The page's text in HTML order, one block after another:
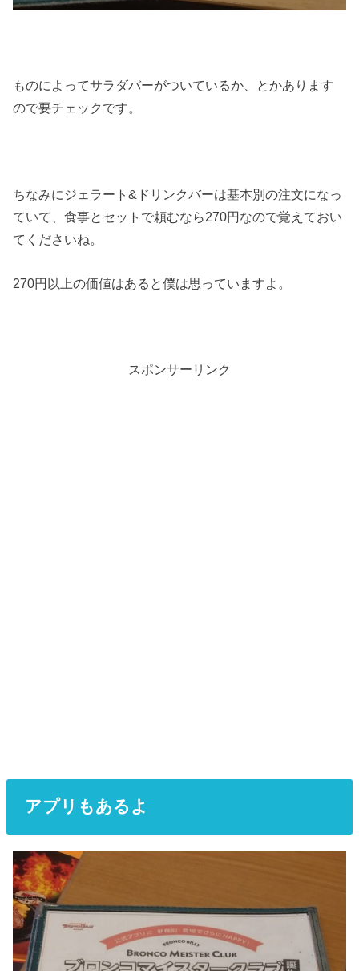
ものによってサラダバーがついているか、とかあります
ので要チェックです。
ちなみにジェラート&ドリンクバーは基本別の注文になっ
ていて、食事とセットで頼むなら270円なので覚えておい
てくださいね。
270円以上の価値はあると僕は思っていますよ。
スポンサーリンク
アプリもあるよ